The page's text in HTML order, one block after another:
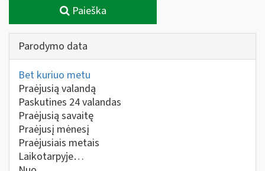
Paieška
Parodymo data
Bet kuriuo metu
Praėjusią valandą
Paskutines 24 valandas
Praėjusią savaitę
Praėjusį mėnesį
Praėjusiais metais
Laikotarpyje…